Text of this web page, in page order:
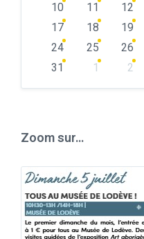
10
11 12
17
18 19
24
25 26
31
1 2
Zoom sur…